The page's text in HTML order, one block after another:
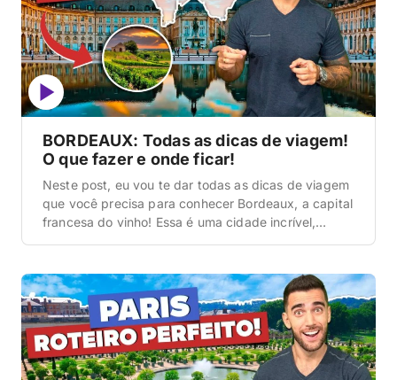
BORDEAUX: Todas as dicas de viagem!
O que fazer e onde ficar!
Neste post, eu vou te dar todas as dicas de viagem
que você precisa para conhecer Bordeaux, a capital
francesa do vinho! Essa é uma cidade incrível,
organizada e o verdadeiro paraíso para quem gosta
de vinho, […]